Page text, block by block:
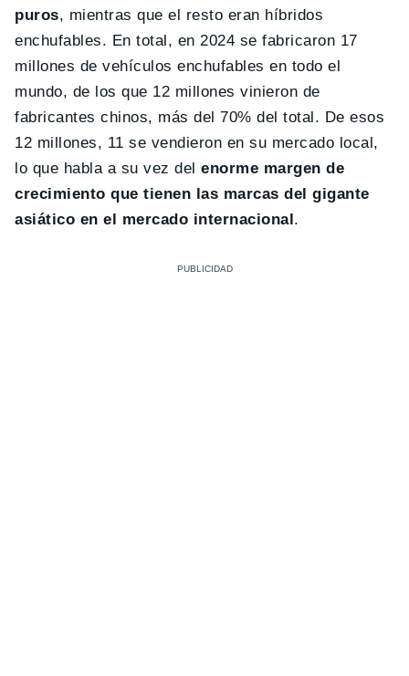
puros, mientras que el resto eran híbridos
enchufables. En total, en 2024 se fabricaron 17
millones de vehículos enchufables en todo el
mundo, de los que 12 millones vinieron de
fabricantes chinos, más del 70% del total. De esos
12 millones, 11 se vendieron en su mercado local,
lo que habla a su vez delenorme margen de
crecimiento que tienen las marcas del gigante
asiático en el mercado internacional.